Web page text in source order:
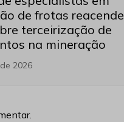
de frotas reacende
terceirização de
na mineração
2026